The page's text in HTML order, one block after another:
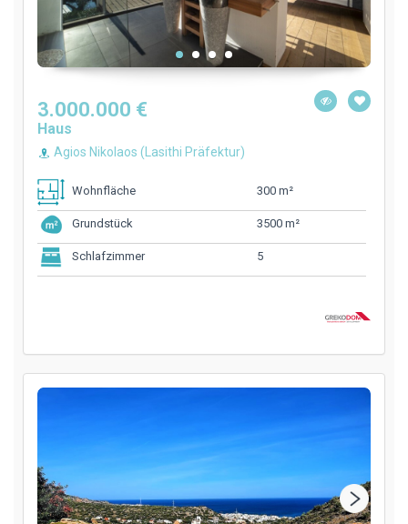
3.000.000 €
Haus
Agios Nikolaos (Lasithi Präfektur)
Wohnfläche 300 m²
Grundstück 3500 m²
Schlafzimmer 5